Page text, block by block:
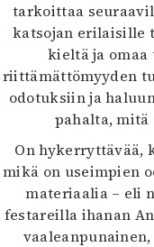
tarkoittaa
katsojan erilaisille
kieltä ja omaa
riittämättömyyden
odotuksiin ja
pahalta, mitä
On hykerryttävää,
mikä on useimpien
materiaalia – eli
festareilla ihanan